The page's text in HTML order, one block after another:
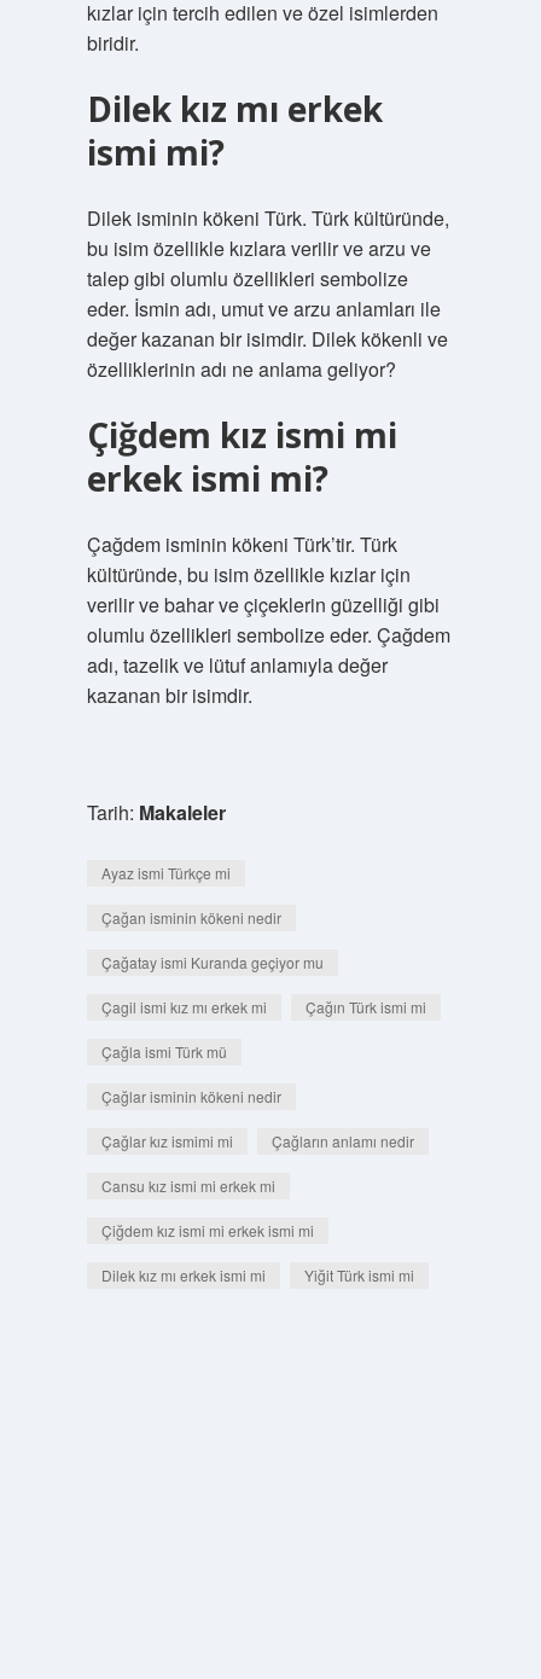
kızlar için tercih edilen ve özel isimlerden
biridir.
Dilek kız mı erkek
ismi mi?
Dilek isminin kökeni Türk. Türk kültüründe,
bu isim özellikle kızlara verilir ve arzu ve
talep gibi olumlu özellikleri sembolize
eder. İsmin adı, umut ve arzu anlamları ile
değer kazanan bir isimdir. Dilek kökenli ve
özelliklerinin adı ne anlama geliyor?
Çiğdem kız ismi mi
erkek ismi mi?
Çağdem isminin kökeni Türk’tir. Türk
kültüründe, bu isim özellikle kızlar için
verilir ve bahar ve çiçeklerin güzelliği gibi
olumlu özellikleri sembolize eder. Çağdem
adı, tazelik ve lütuf anlamıyla değer
kazanan bir isimdir.
Tarih: Makaleler
Ayaz ismi Türkçe mi
Çağan isminin kökeni nedir
Çağatay ismi Kuranda geçiyor mu
Çagil ismi kız mı erkek mi Çağın Türk ismi mi
Çağla ismi Türk mü
Çağlar isminin kökeni nedir
Çağlar kız ismimi mi Çağların anlamı nedir
Cansu kız ismi mi erkek mi
Çiğdem kız ismi mi erkek ismi mi
Dilek kız mı erkek ismi mi Yiğit Türk ismi mi